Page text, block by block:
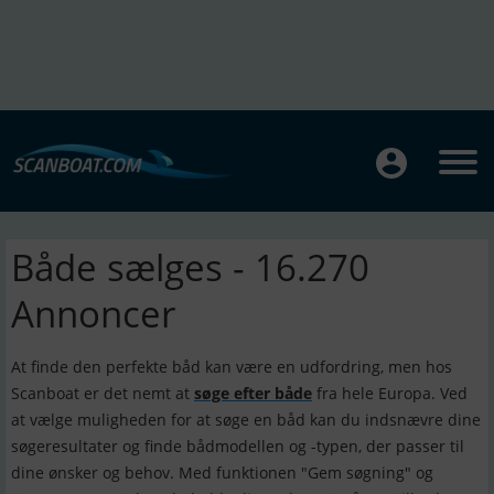
Både sælges - 16.270
Annoncer
At finde den perfekte båd kan være en udfordring, men hos
Scanboat er det nemt at søge efter både fra hele Europa. Ved
at vælge muligheden for at søge en båd kan du indsnævre dine
søgeresultater og finde bådmodellen og -typen, der passer til
dine ønsker og behov. Med funktionen "Gem søgning" og